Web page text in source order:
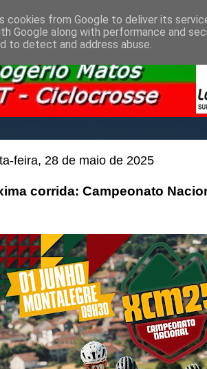
feira, 28 de maio de 2025
corrida: Campeonato
cookies from Google to deliver its
Google along with performance and
to detect and address abuse.